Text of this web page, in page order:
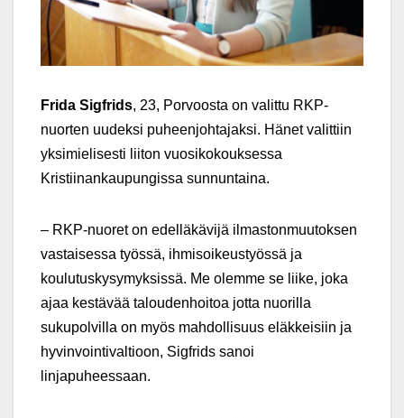
Frida Sigfrids, 23, Porvoosta on valittu RKP-
nuorten uudeksi puheenjohtajaksi. Hänet valittiin
yksimielisesti liiton vuosikokouksessa
Kristiinankaupungissa sunnuntaina.
– RKP-nuoret on edelläkävijä ilmastonmuutoksen
vastaisessa työssä, ihmisoikeustyössä ja
koulutuskysymyksissä. Me olemme se liike, joka
ajaa kestävää taloudenhoitoa jotta nuorilla
sukupolvilla on myös mahdollisuus eläkkeisiin ja
hyvinvointivaltioon, Sigfrids sanoi
linjapuheessaan.